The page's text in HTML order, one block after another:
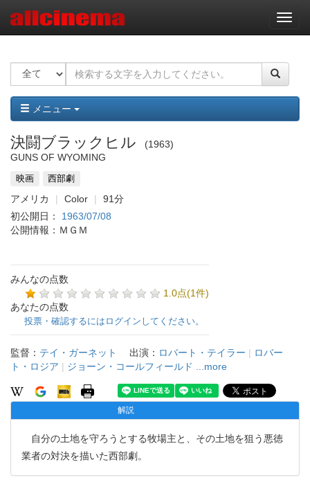
ナ
ビ
ー
ョ
ン
メニュー
決闘ブラックヒル
1963
GUNS OF WYOMING
映画 西部劇
アメリカ Color
91分
初公開日： 1963/07/08
公開情報：ＭＧＭ
みんなの点数
1.0点(1件)
あなたの点数
投票・確認するにはログインしてください。
監督： テイ・ガーネット 出演： ロバート・テイラー | ロバー
ト・ロジア | ジョーン・コールフィールド ...more
解説
自分の土地を守ろうとする牧場主と、その土地を狙う悪徳
業者の対決を描いた西部劇。